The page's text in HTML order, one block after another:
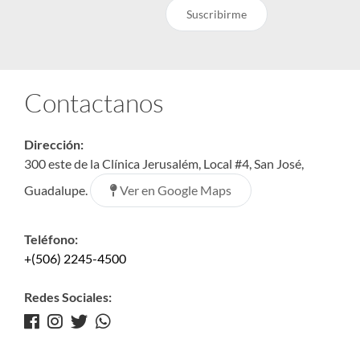
Suscribirme
Contactanos
Dirección:
300 este de la Clínica Jerusalém, Local #4, San José,
Guadalupe.
Ver en Google Maps
Teléfono:
+(506) 2245-4500
Redes Sociales: